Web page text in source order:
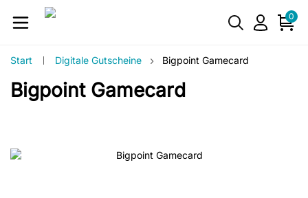
0
Start Digitale Gutscheine › Bigpoint Gamecard
Bigpoint Gamecard